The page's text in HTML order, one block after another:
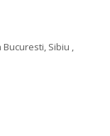
Bucuresti, Sibiu ,